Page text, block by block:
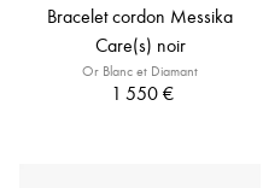
Bracelet cordon Messika
Care(s) noir
Or Blanc et Diamant
1 550 €